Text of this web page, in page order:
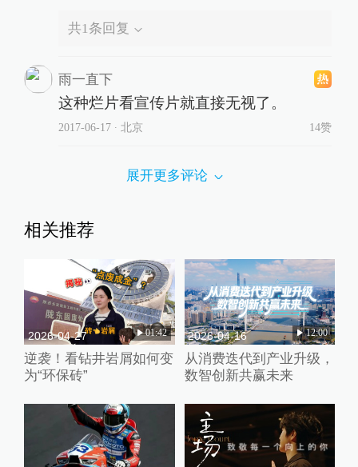
共1条回复
雨一直下
这种烂片看宣传片就直接无视了。
2017-06-17∙ 北京 14赞
展开更多评论
相关推荐
2026-04-27 01:42
逆袭！看钻井岩屑如何变
为“环保砖”
2026-04-16 12:00
从消费迭代到产业升级，
数智创新共赢未来